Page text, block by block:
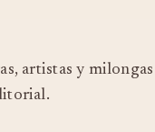
artistas y